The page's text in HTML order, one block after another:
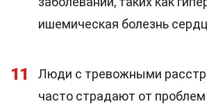
ишемическая болезнь
11
Люди с тревожными
часто страдают от проблем